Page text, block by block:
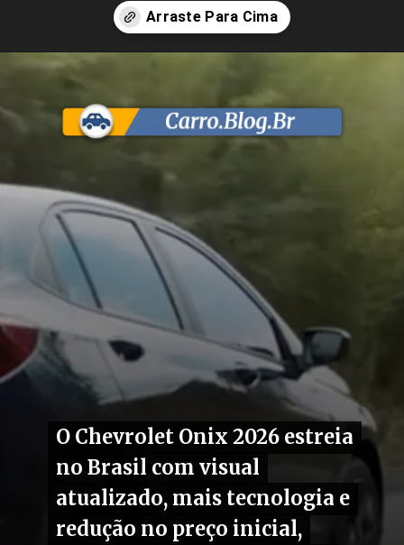
Opening
O Chevrolet Onix 2026 estreia
no Brasil com visual
atualizado, mais tecnologia e
redução no preço inicial,
O Chevrolet Onix 2026 estreia
no Brasil com visual
atualizado, mais tecnologia e
redução no preço inicial,